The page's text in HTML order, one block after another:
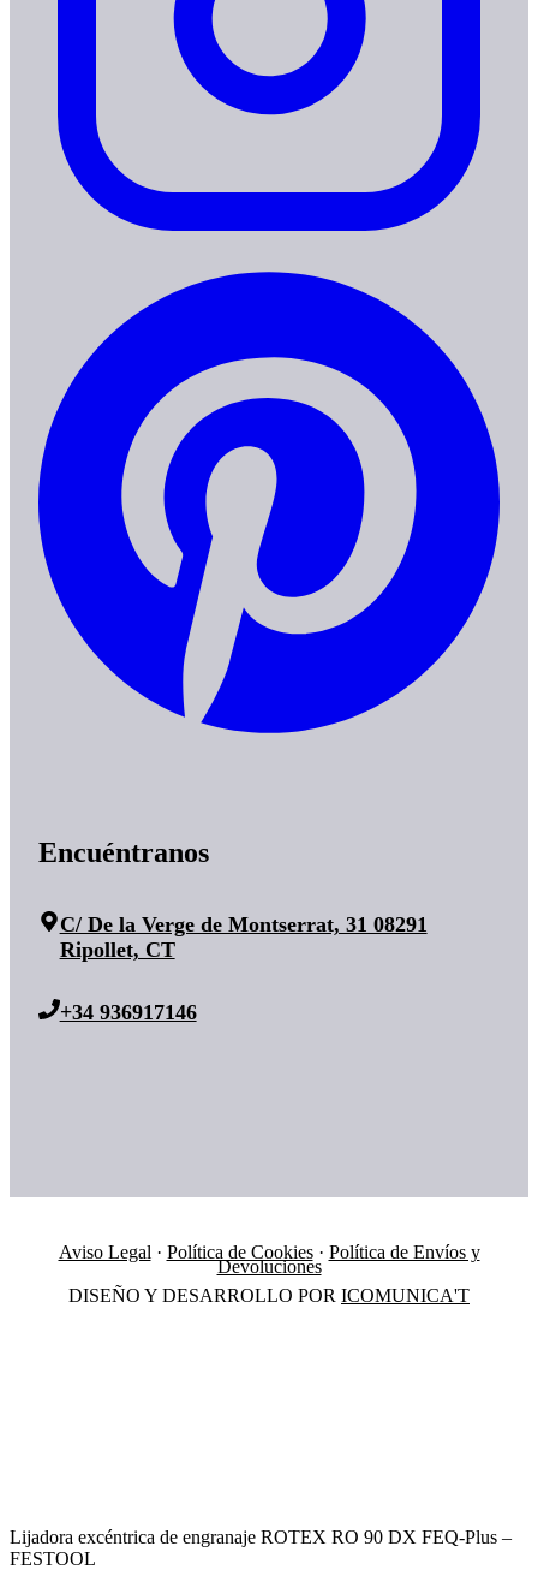
Encuéntranos
C/ De la Verge de Montserrat, 31 08291
Ripollet, CT
+34 936917146
Aviso Legal · Política de Cookies· Política de Envíos y
Devoluciones
DISEÑO Y DESARROLLO POR ICOMUNICA'T
Lijadora excéntrica de engranaje ROTEX RO 90 DX FEQ-Plus –
FESTOOL